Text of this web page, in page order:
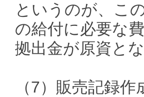
というのが、こ
の給付に必要な
拠出金が原資と
（7）販売記録